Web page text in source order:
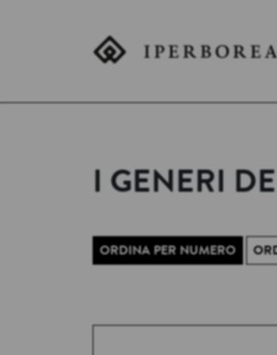
I GENERI
ORDINA PER NUMERO